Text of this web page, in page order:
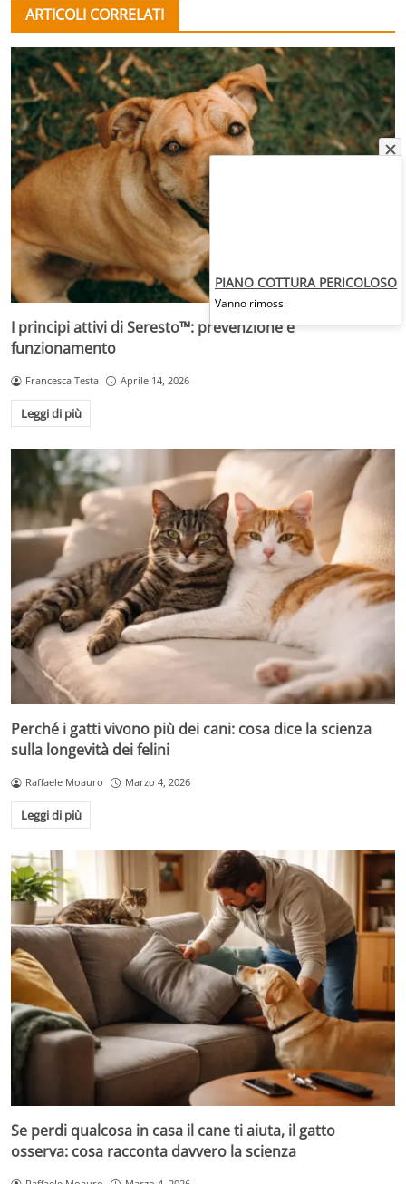
ARTICOLI CORRELATI
I principi attivi di Seresto™: prevenzione e
funzionamento
Francesca Testa Aprile 14, 2026
Leggi di più
Perché i gatti vivono più dei cani: cosa dice la scienza
sulla longevità dei felini
Raffaele Moauro Marzo 4, 2026
Leggi di più
Se perdi qualcosa in casa il cane ti aiuta, il gatto
osserva: cosa racconta davvero la scienza
PIANO COTTURA PERICOLOSO
Vanno rimossi